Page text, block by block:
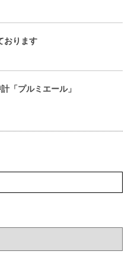
おります
「プルミエール」